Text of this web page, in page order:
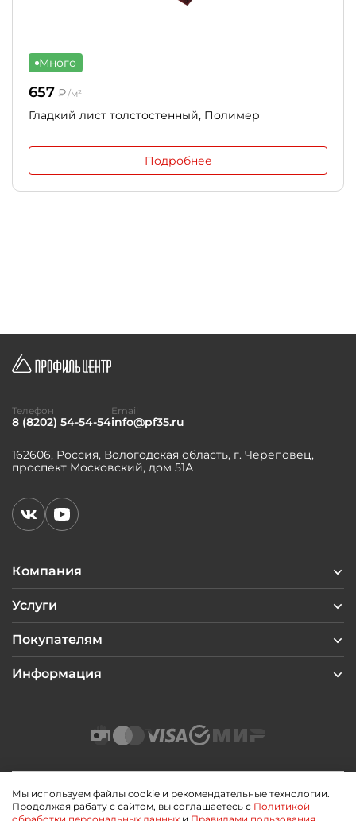
Много
657 ₽/м²
Гладкий лист толстостенный, Полимер
Подробнее
Компания
Услуги
Покупателям
Информация
162606, Россия, Вологодская область, г. Череповец,
проспект Московский, дом 51А
Телефон
8 (8202) 54-54-54
Email
info@pf35.ru
2026 © Профиль Центр
Мы используем файлы cookie и рекомендательные технологии.
Продолжая рабату с сайтом, вы соглашаетесь с Политикой